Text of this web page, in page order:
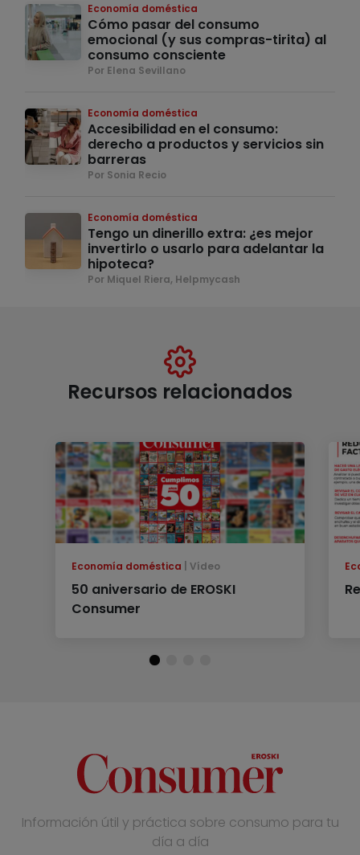
Economía doméstica
Cómo pasar del consumo
emocional (y sus compras-tirita) al
consumo consciente
Por Elena Sevillano
Economía doméstica
Accesibilidad en el consumo:
derecho a productos y servicios sin
barreras
Por Sonia Recio
Economía doméstica
Tengo un dinerillo extra: ¿es mejor
invertirlo o usarlo para adelantar la
hipoteca?
Por Miquel Riera, Helpmycash
Recursos relacionados
Economía doméstica Vídeo
50 aniversario de EROSKI
Consumer
Información útil y práctica sobre consumo para tu
día a día